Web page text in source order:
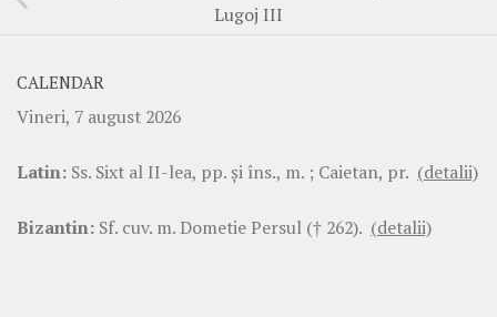
Lugoj III
CALENDAR
Vineri, 7 august 2026
Latin: Ss. Sixt al II-lea, pp. şi îns., m. ; Caietan, pr. (detalii)
Bizantin: Sf. cuv. m. Dometie Persul († 262). (detalii)